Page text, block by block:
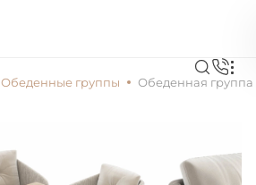
Обеденные группы Обеденная группа